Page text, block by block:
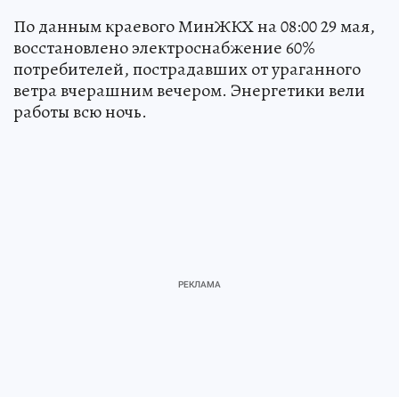
По данным краевого МинЖКХ на 08:00 29 мая,
восстановлено электроснабжение 60%
потребителей, пострадавших от ураганного
ветра вчерашним вечером. Энергетики вели
работы всю ночь.